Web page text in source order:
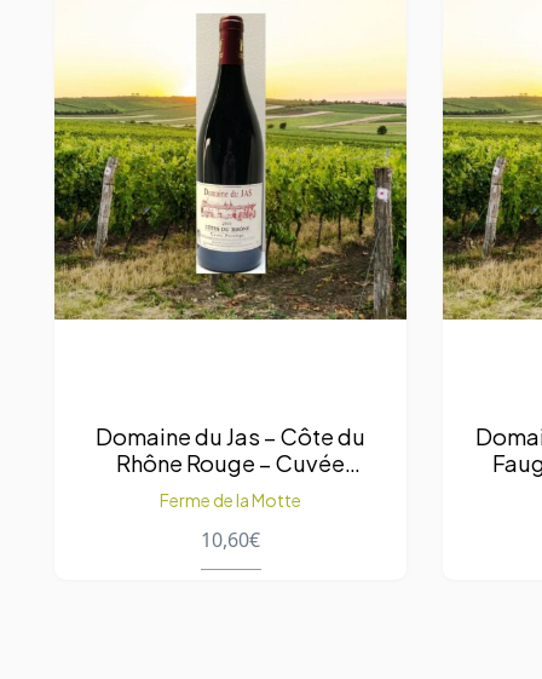
Domaine du Jas – Côte du
Rhône Rouge – Cuvée
Prestige
Ferme de la Motte
10,60€